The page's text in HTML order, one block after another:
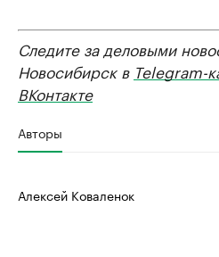
Следите за деловыми
Новосибирск в Telegram-
ВКонтакте
Авторы
Алексей Коваленок